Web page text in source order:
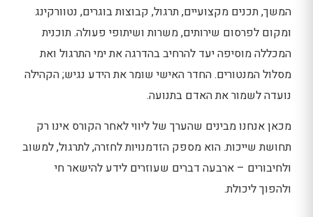
המשך, תכנים מקצועיים, תרגול, קבוצות בוגרים, נטוורקינג
ומקום לפרסום שירותים, משרות ושיתופי פעולה. תוכנית
המכללה מוסיפה יעד להרחיב בהדרגה את ימי התרגול ואת
מסלול המנטורים. החדר האישי שומר את הידע נגיש; הקהילה
נועדה לשמור את האדם בתנועה.
מכאן אנחנו מבינים שהערך של ליווי לאחר הקורס אינו רק
תחושת שייכות. הוא מספק הזדמנויות לחזרה, לתרגול, למשוב
ולחיבורים – ארבעה דברים שעוזרים לידע להישאר חי
ולהפוך ליכולת.